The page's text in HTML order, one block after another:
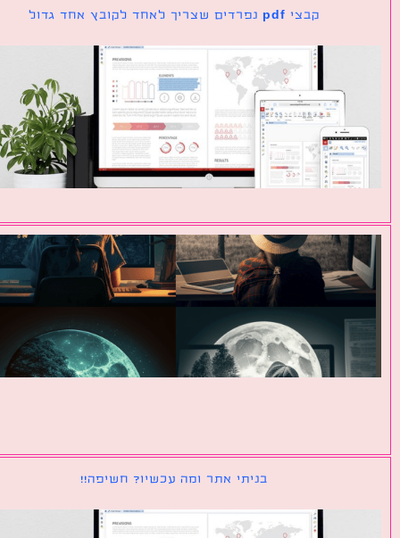
בניתי אתר ומה עכשיו? חשיפה!!